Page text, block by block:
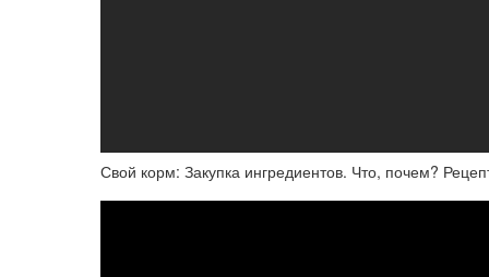
Свой корм: Закупка ингредиентов. Что, почем?